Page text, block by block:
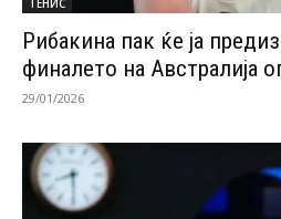
ТЕНИС
Рибакина пак ќе ја
финалето на Австралија
29/01/2026